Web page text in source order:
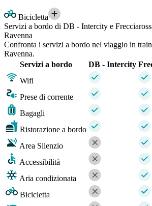
Bicicletta
Servizi a bordo di DB - Intercity e
Ravenna
Confronta i servizi a bordo nel viaggio in
Ravenna.
Servizi a bordo
DB - Intercity
Wifi
Prese di corrente
Bagagli
Ristorazione a bordo
Area Silenzio
Accessibilità
Aria condizionata
Bicicletta